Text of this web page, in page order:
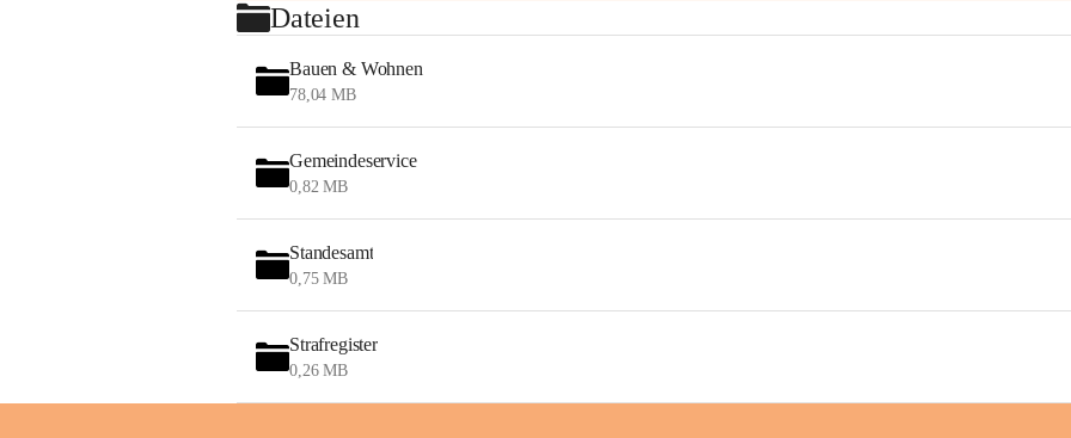
Dateien
Bauen & Wohnen
78,04 MB
Gemeindeservice
0,82 MB
Standesamt
0,75 MB
Strafregister
0,26 MB